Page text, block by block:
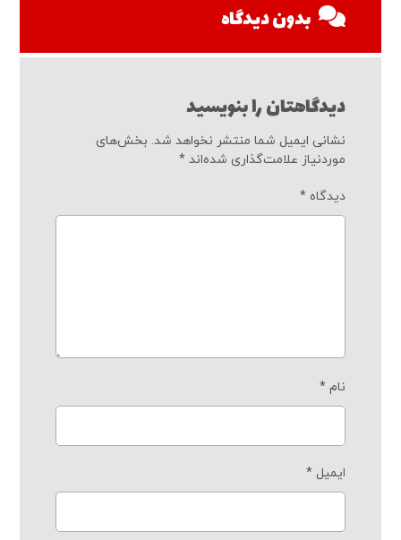
بدون دیدگاه
دیدگاهتان را بنویسید
نشانی ایمیل شما منتشر نخواهد شد. بخش‌های
موردنیاز علامت‌گذاری شده‌اند*
دیدگاه*
نام*
ایمیل*